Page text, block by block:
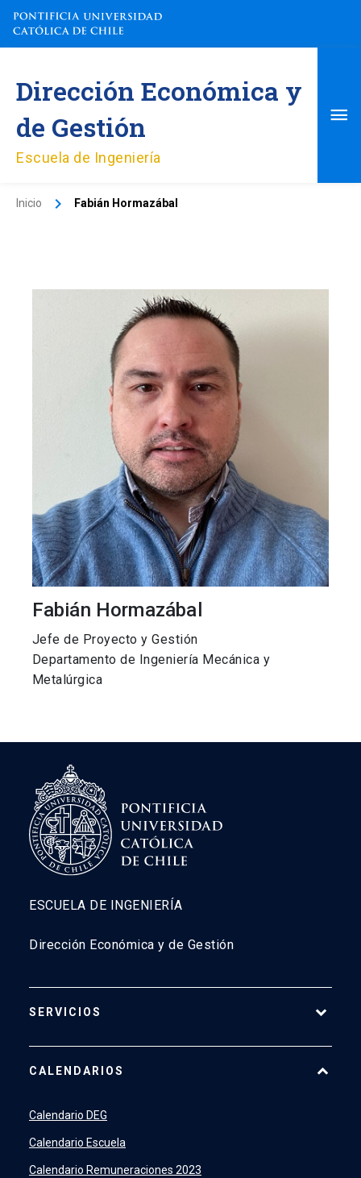
contenido
Dirección Económica y
de Gestión
Escuela de Ingeniería
Inicio Fabián Hormazábal
Fabián Hormazábal
Jefe de Proyecto y Gestión
Departamento de Ingeniería Mecánica y
Metalúrgica
ESCUELA DE INGENIERÍA
Dirección Económica y de Gestión
SERVICIOS
SIDINGlaunch
Academic Intelligence
PeopleSoftlaunch
CALENDARIOS
Calendario DEG
Calendario Escuela
Calendario Remuneraciones 2023